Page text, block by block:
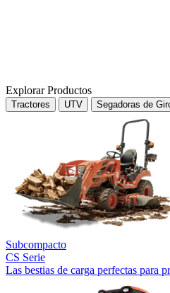
Explorar Productos
Tractores UTV Segadoras de
Subcompacto
CS Serie
Las bestias de carga perfectas para